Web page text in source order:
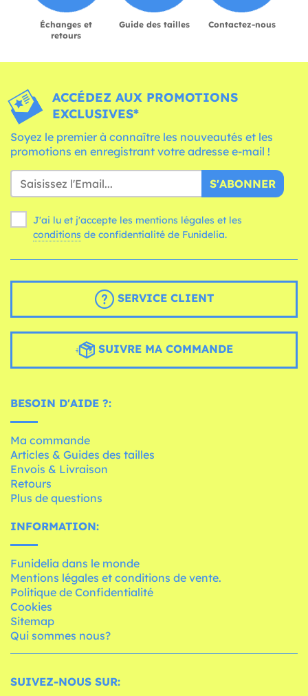
Échanges et
retours
Guide des tailles Contactez-nous
ACCÉDEZ AUX PROMOTIONS
EXCLUSIVES*
Soyez le premier à connaître les nouveautés et les
promotions en enregistrant votre adresse e-mail !
S'ABONNER
J'ai lu et j'accepte les mentions légales et les
conditions de confidentialité de Funidelia.
SERVICE CLIENT
SUIVRE MA COMMANDE
BESOIN D'AIDE ?:
Ma commande
Articles & Guides des tailles
Envois & Livraison
Retours
Plus de questions
INFORMATION:
Funidelia dans le monde
Mentions légales et conditions de vente.
Politique de Confidentialité
Cookies
Sitemap
Qui sommes nous?
SUIVEZ-NOUS SUR: